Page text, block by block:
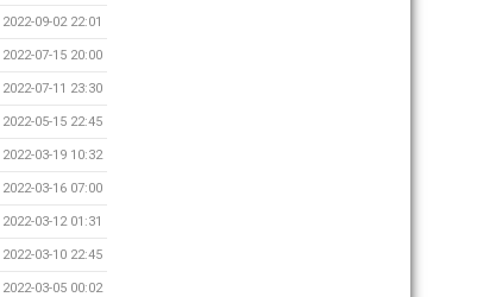
2022-09-02 22:01
2022-07-15 20:00
2022-07-11 23:30
2022-05-15 22:45
2022-03-19 10:32
2022-03-16 07:00
2022-03-12 01:31
2022-03-10 22:45
2022-03-05 00:02